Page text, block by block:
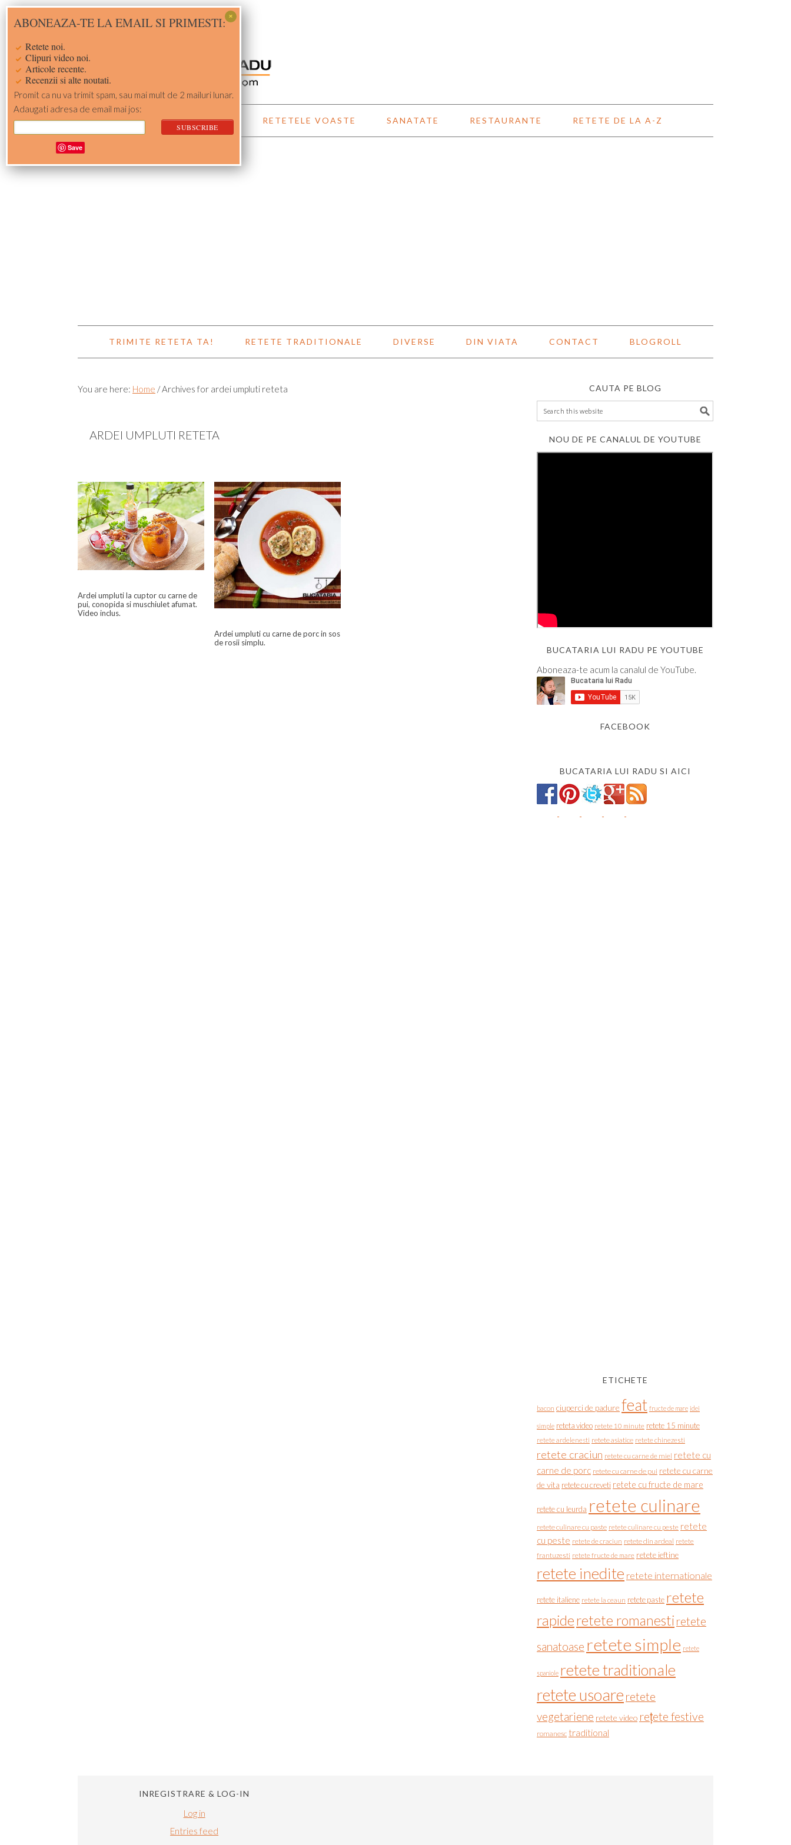
Skip
to
Skip
to
Skip
to
Skip
to
ACASA RETETE RETETELE VOASTE SANATATE RESTAURANTE RETETE DE LA A-Z
TRIMITE RETETA TA! RETETE TRADITIONALE DIVERSE DIN VIATA CONTACT BLOGROLL
You are here: Home /Archives for ardei umpluti reteta
ARDEI UMPLUTI RETETA
Ardei umpluti la cuptor cu carne de
pui, conopida si muschiulet afumat.
Video inclus.
Ardei umpluti cu carne de porc in sos
de rosii simplu.
CAUTA PE BLOG
NOU DE PE CANALUL DE YOUTUBE
BUCATARIA LUI RADU PE YOUTUBE
Aboneaza-te acum la canalul de YouTube.
FACEBOOK
BUCATARIA LUI RADU SI AICI
ETICHETE
bacon ciuperci de padure feat fructe de mare idei
simple reteta video retete 10 minute retete 15 minute
retete ardelenesti retete asiatice retete chinezesti
retete craciun retete cu carne de miel retete cu
carne de porc retete cu carne de pui retete cu carne
de vita retete cu creveti retete cu fructe de mare
retete cu leurda retete culinare
retete culinare cu paste retete culinare cu peste retete
cu peste retete de craciun retete din ardeal retete
frantuzesti retete fructe de mare retete ieftine
retete inedite retete internationale
retete italiene retete la ceaun retete paste retete
rapideretete romanesti retete
sanatoase retete simple retete
spaniole retete traditionale
retete usoare retete
vegetariene retete video rețete festive
romanesc traditional
INREGISTRARE & LOG-IN
Log in
Entries feed
ABONEAZA-TE LA EMAIL SI PRIMESTI:
Retete noi.
Clipuri video noi.
Articole recente.
Recenzii si alte noutati.
Promit ca nu va trimit spam, sau mai mult de 2 mailuri lunar.
Adaugati adresa de email mai jos:
Save